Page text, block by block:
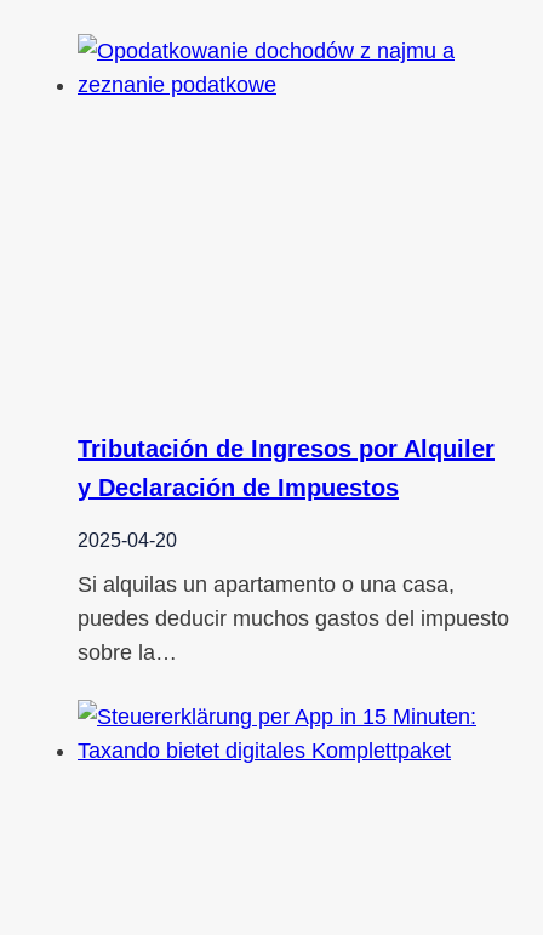
Tributación de Ingresos por Alquiler
y Declaración de Impuestos
2025-04-20
Si alquilas un apartamento o una casa,
puedes deducir muchos gastos del impuesto
sobre la…